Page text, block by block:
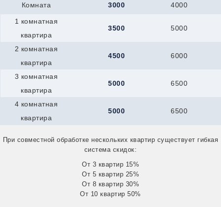
Краснотурьинск
Новоуральск
Ревда
Мегион
Верхний-Уфалей
Снежинск
Усть-Катав
Кумертау
Курлово
Курчатов
Куса
Комната 3000 4000
1 комнатная
квартира
3500 5000
2 комнатная
квартира
4500 6000
3 комнатная
квартира
5000 6500
4 комнатная
квартира
5000 6500
При совместной обработке нескольких квартир существует гибкая
система скидок:
От 3 квартир 15%
От 5 квартир 25%
От 8 квартир 30%
От 10 квартир 50%